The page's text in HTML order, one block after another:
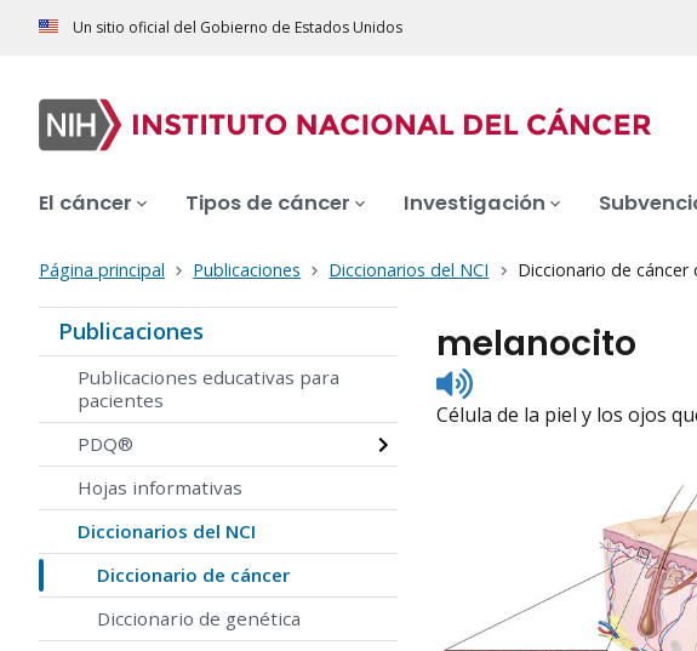
Un sitio oficial del Gobierno de Estados Unidos
El cáncer Tipos de cáncer Investigación
Página principal Publicaciones Diccionarios del NCI Diccionario de cáncer
Publicaciones
Publicaciones educativas para
pacientes
PDQ®
Hojas informativas
Diccionarios del NCI
Diccionario de cáncer
Diccionario de genética
melanocito
Listen
to
pronunciation
Célula de la piel y los ojos